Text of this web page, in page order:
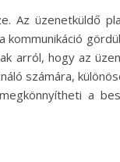
Az üzenetküldő
arról, hogy az
számára,
a